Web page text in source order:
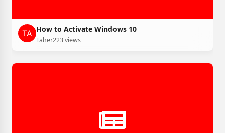
How to Activate Windows 10
Taher223 views